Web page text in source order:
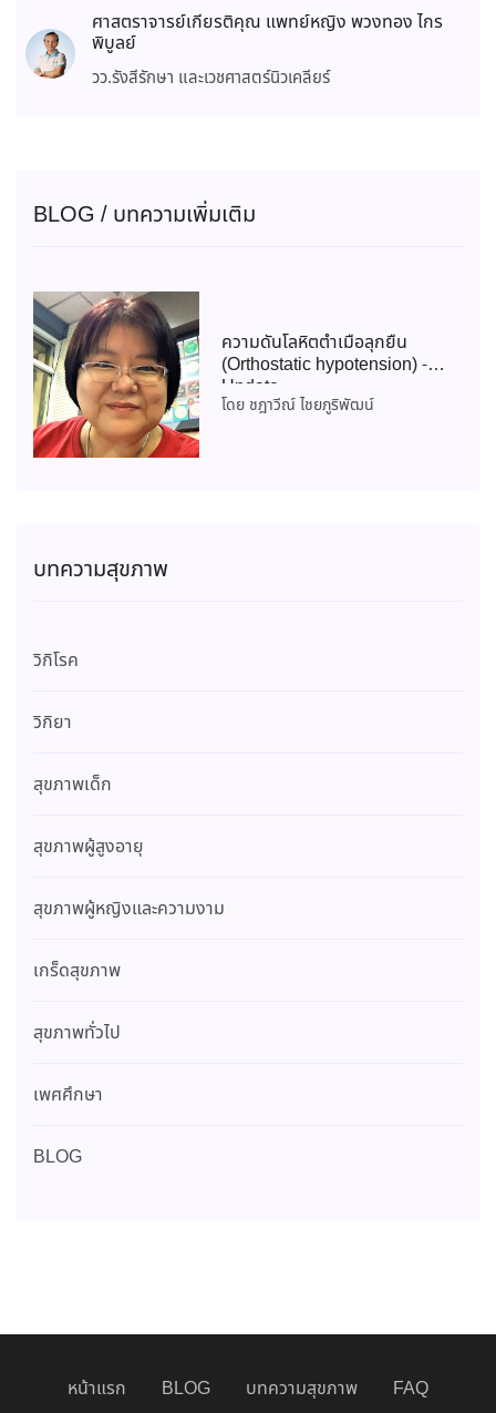
ศาสตราจารย์เกียรติคุณ แพทย์หญิง พวงทอง ไกร
พิบูลย์
วว.รังสีรักษา และเวชศาสตร์นิวเคลียร์
BLOG / บทความเพิ่มเติม
ความดันโลหิตต่ำเมื่อลุกยืน
(Orthostatic hypotension) -
Update
โดย ชฎาวีณ์ ไชยภูริพัฒน์
บทความสุขภาพ
วิกิโรค
วิกิยา
สุขภาพเด็ก
สุขภาพผู้สูงอายุ
สุขภาพผู้หญิงและความงาม
เกร็ดสุขภาพ
สุขภาพทั่วไป
เพศศึกษา
BLOG
หน้าแรก BLOG บทความสุขภาพ FAQ